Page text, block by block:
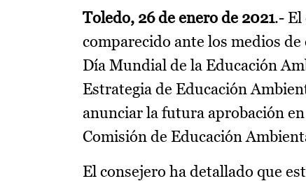
Toledo, 26 de enero de 2021.- El
comparecido ante los medios
Día Mundial de la Educación
Estrategia de Educación
anunciar la futura aprobación
Comisión de Educación
El consejero ha detallado que